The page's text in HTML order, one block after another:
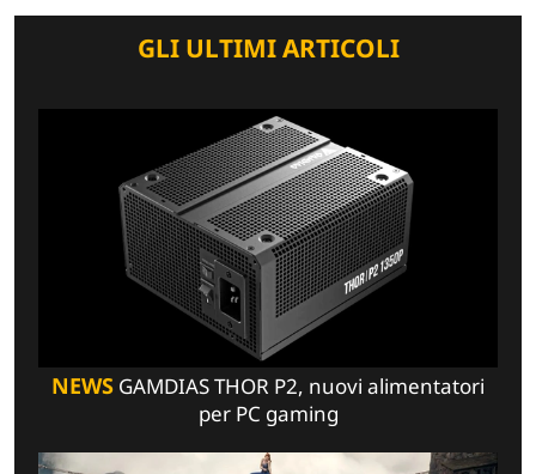
GLI ULTIMI ARTICOLI
NEWS GAMDIAS THOR P2, nuovi alimentatori
per PC gaming